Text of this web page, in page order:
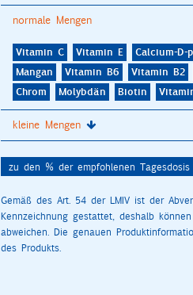
normale Mengen
Vitamin C Vitamin E Calcium-D-
Mangan
Vitamin B6 Vitamin B2
Chrom
Molybdän Biotin
kleine Mengen
Calcium Kalium Magnesium
Kupfer
Phosphor Selen
zu den % der empfohlenen Tagesdosis
Gemäß des Art. 54 der LMIV ist der
Kennzeichnung gestattet, deshalb
abweichen. Die genauen
des Produkts.